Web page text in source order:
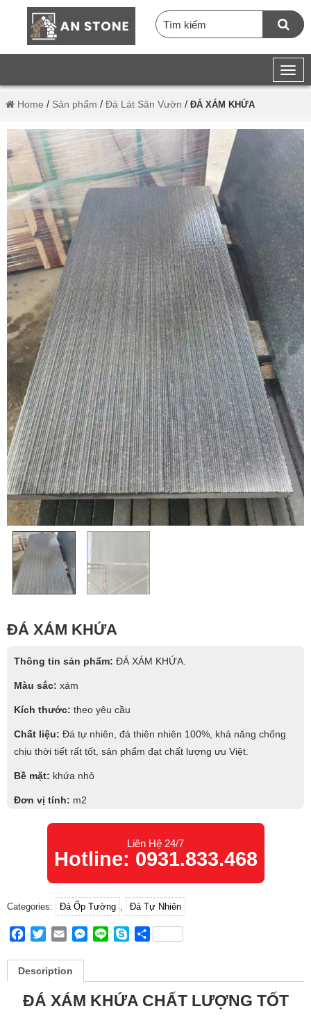
Home / Sản phẩm / Đá Lát Sân Vườn / ĐÁ XÁM KHỨA
ĐÁ XÁM KHỨA
Thông tin sản phẩm: ĐÁ XÁM KHỨA.
Màu sắc: xám
Kích thước: theo yêu cầu
Chất liệu: Đá tự nhiên, đá thiên nhiên 100%, khả năng chống
chịu thời tiết rất tốt, sản phẩm đạt chất lượng ưu Việt.
Bề mặt: khứa nhỏ
Đơn vị tính: m2
Phạm vi sử dụng:Ốp tường mặt tiền, ốp tường phòng khách,
trang trí tường cánh gà, tạo điểm nhấn,…
Liên Hệ 24/7
Hotline: 0931.833.468
Categories: Đá Ốp Tường Đá Tự Nhiên
Facebook
TwitterEmailMessenger
Line SkypeShare
Description
ĐÁ XÁM KHỨA CHẤT LƯỢNG TỐT